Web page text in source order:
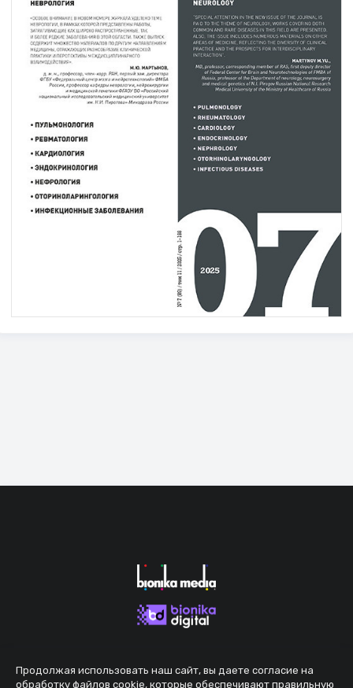
Продолжая использовать наш сайт, вы даете согласие на
обработку файлов cookie, которые обеспечивают правильную